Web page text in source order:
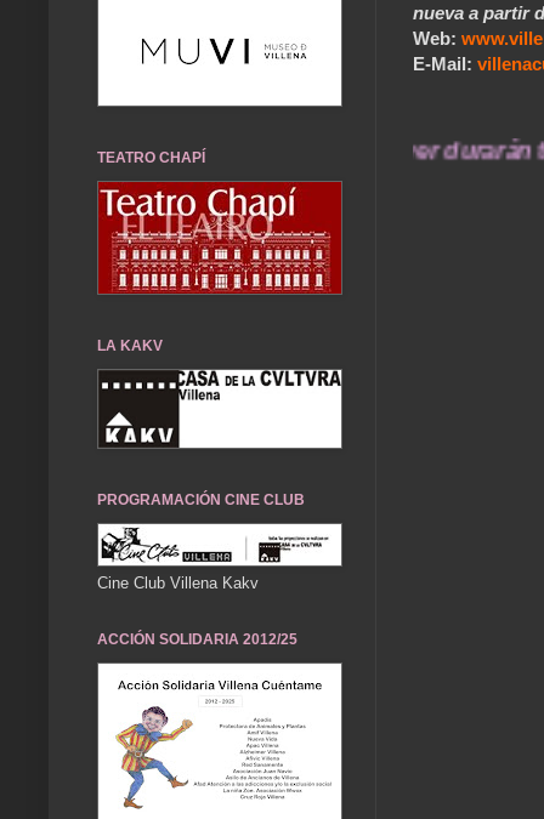
nueva a partir
Web:
E-Mail:
... Nuestros recuerdos de ayer durarán toda
TEATRO CHAPÍ
LA KAKV
PROGRAMACIÓN CINE CLUB
Cine Club Villena Kakv
ACCIÓN SOLIDARIA 2012/25